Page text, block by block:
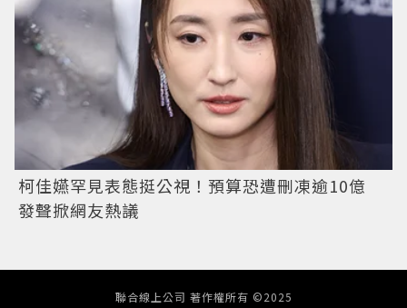
柯佳嬿罕見表態挺公視！預算恐遭刪凍逾10億
發聲掀網友熱議
聯合線上公司 著作權所有 ©2025